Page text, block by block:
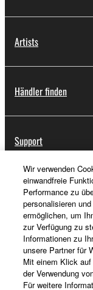
Artists
Händler finden
Support
Registrierung von
Über Yamaha
Deutschland -
Wir verwenden
einwandfreie
Performance zu
personalisieren
ermöglichen, um
zur Verfügung zu
Informationen zu
unsere Partner für
Mit einem Klick auf
der Verwendung
Für weitere